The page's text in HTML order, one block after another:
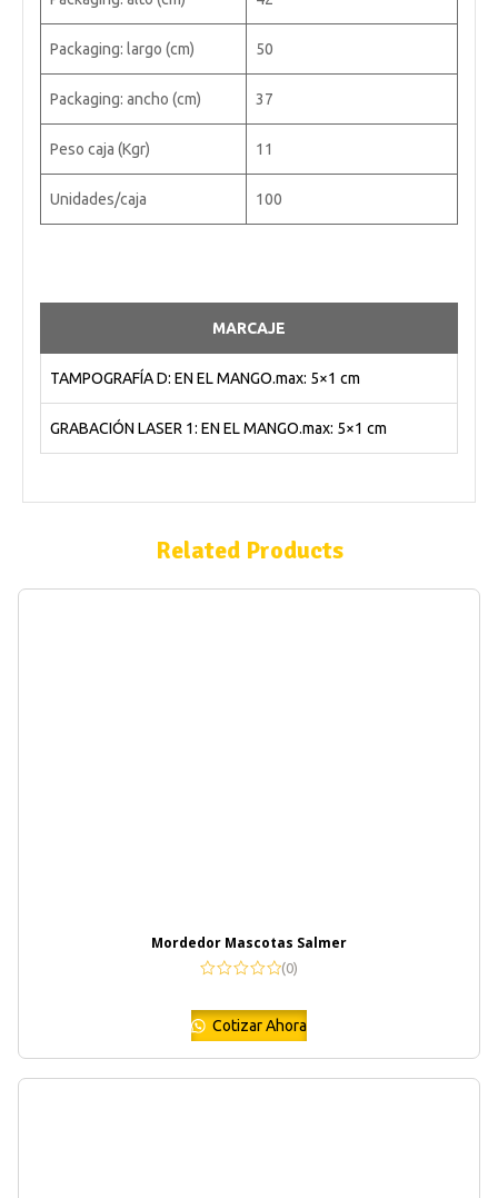
Packaging: largo (cm) 50
Packaging: ancho (cm) 37
Peso caja (Kgr) 11
Unidades/caja 100
MARCAJE
TAMPOGRAFÍA D: EN EL MANGO.max: 5×1 cm
GRABACIÓN LASER 1: EN EL MANGO.max: 5×1 cm
Related Products
Mordedor Mascotas Salmer
(0)
Cotizar Ahora